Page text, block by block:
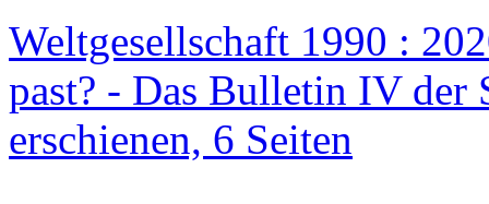
Weltgesellschaft 1990 :
past? - Das Bulletin IV der
erschienen, 6 Seiten